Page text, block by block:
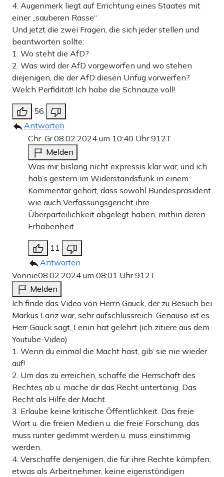
4. Augenmerk liegt auf Errichtung eines Staates mit
einer „sauberen Rasse“
Und jetzt die zwei Fragen, die sich jeder stellen und
beantworten sollte:
1. Wo steht die AfD?
2. Was wird der AfD vorgeworfen und wo stehen
diejenigen, die der AfD diesen Unfug vorwerfen?
Welch Perfidität! Ich habe die Schnauze voll!
56
Antworten
Chr. Gr.08.02.2024 um 10:40 Uhr912T
Melden
Was mir bislang nicht expressis klar war, und ich
hab’s gestern im Widerstandsfunk in einem
Kommentar gehört, dass sowohl Bundespräsident
wie auch Verfassungsgericht ihre
Überparteilichkeit abgelegt haben, mithin deren
Erhabenheit.
11
Antworten
Vonnie08.02.2024 um 08:01 Uhr912T
Melden
Ich finde das Video von Herrn Gauck, der zu Besuch bei
Markus Lanz war, sehr aufschlussreich. Genauso ist es.
Herr Gauck sagt, Lenin hat gelehrt (ich zitiere aus dem
Youtube-Video)
1. Wenn du einmal die Macht hast, gib‘ sie nie wieder
auf!
2. Um das zu erreichen, schaffe die Herrschaft des
Rechtes ab u. mache dir das Recht untertänig. Das
Recht als Hilfe der Macht.
3. Erlaube keine kritische Öffentlichkeit. Das freie
Wort u. die freien Medien u. die freie Forschung, das
muss runter gedimmt werden u. muss einstimmig
werden.
4. Verschaffe denjenigen, die für ihre Rechte kämpfen,
etwas als Arbeitnehmer, keine eigenständigen